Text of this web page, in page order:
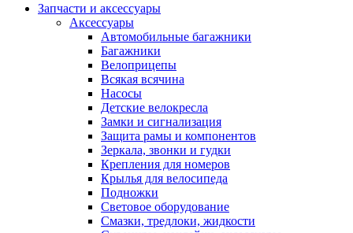
Запчасти и аксессуары
Аксессуары
Автомобильные багажники
Багажники
Велоприцепы
Всякая всячина
Насосы
Детские велокресла
Замки и сигнализация
Защита рамы и компонентов
Зеркала, звонки и гудки
Крепления для номеров
Крылья для велосипеда
Подножки
Световое оборудование
Смазки, тредлоки, жидкости